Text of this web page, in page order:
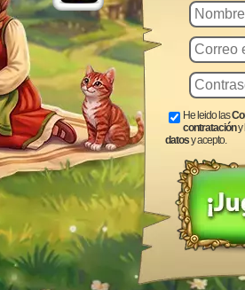
He leido las
contratacióny
datosy acepto.